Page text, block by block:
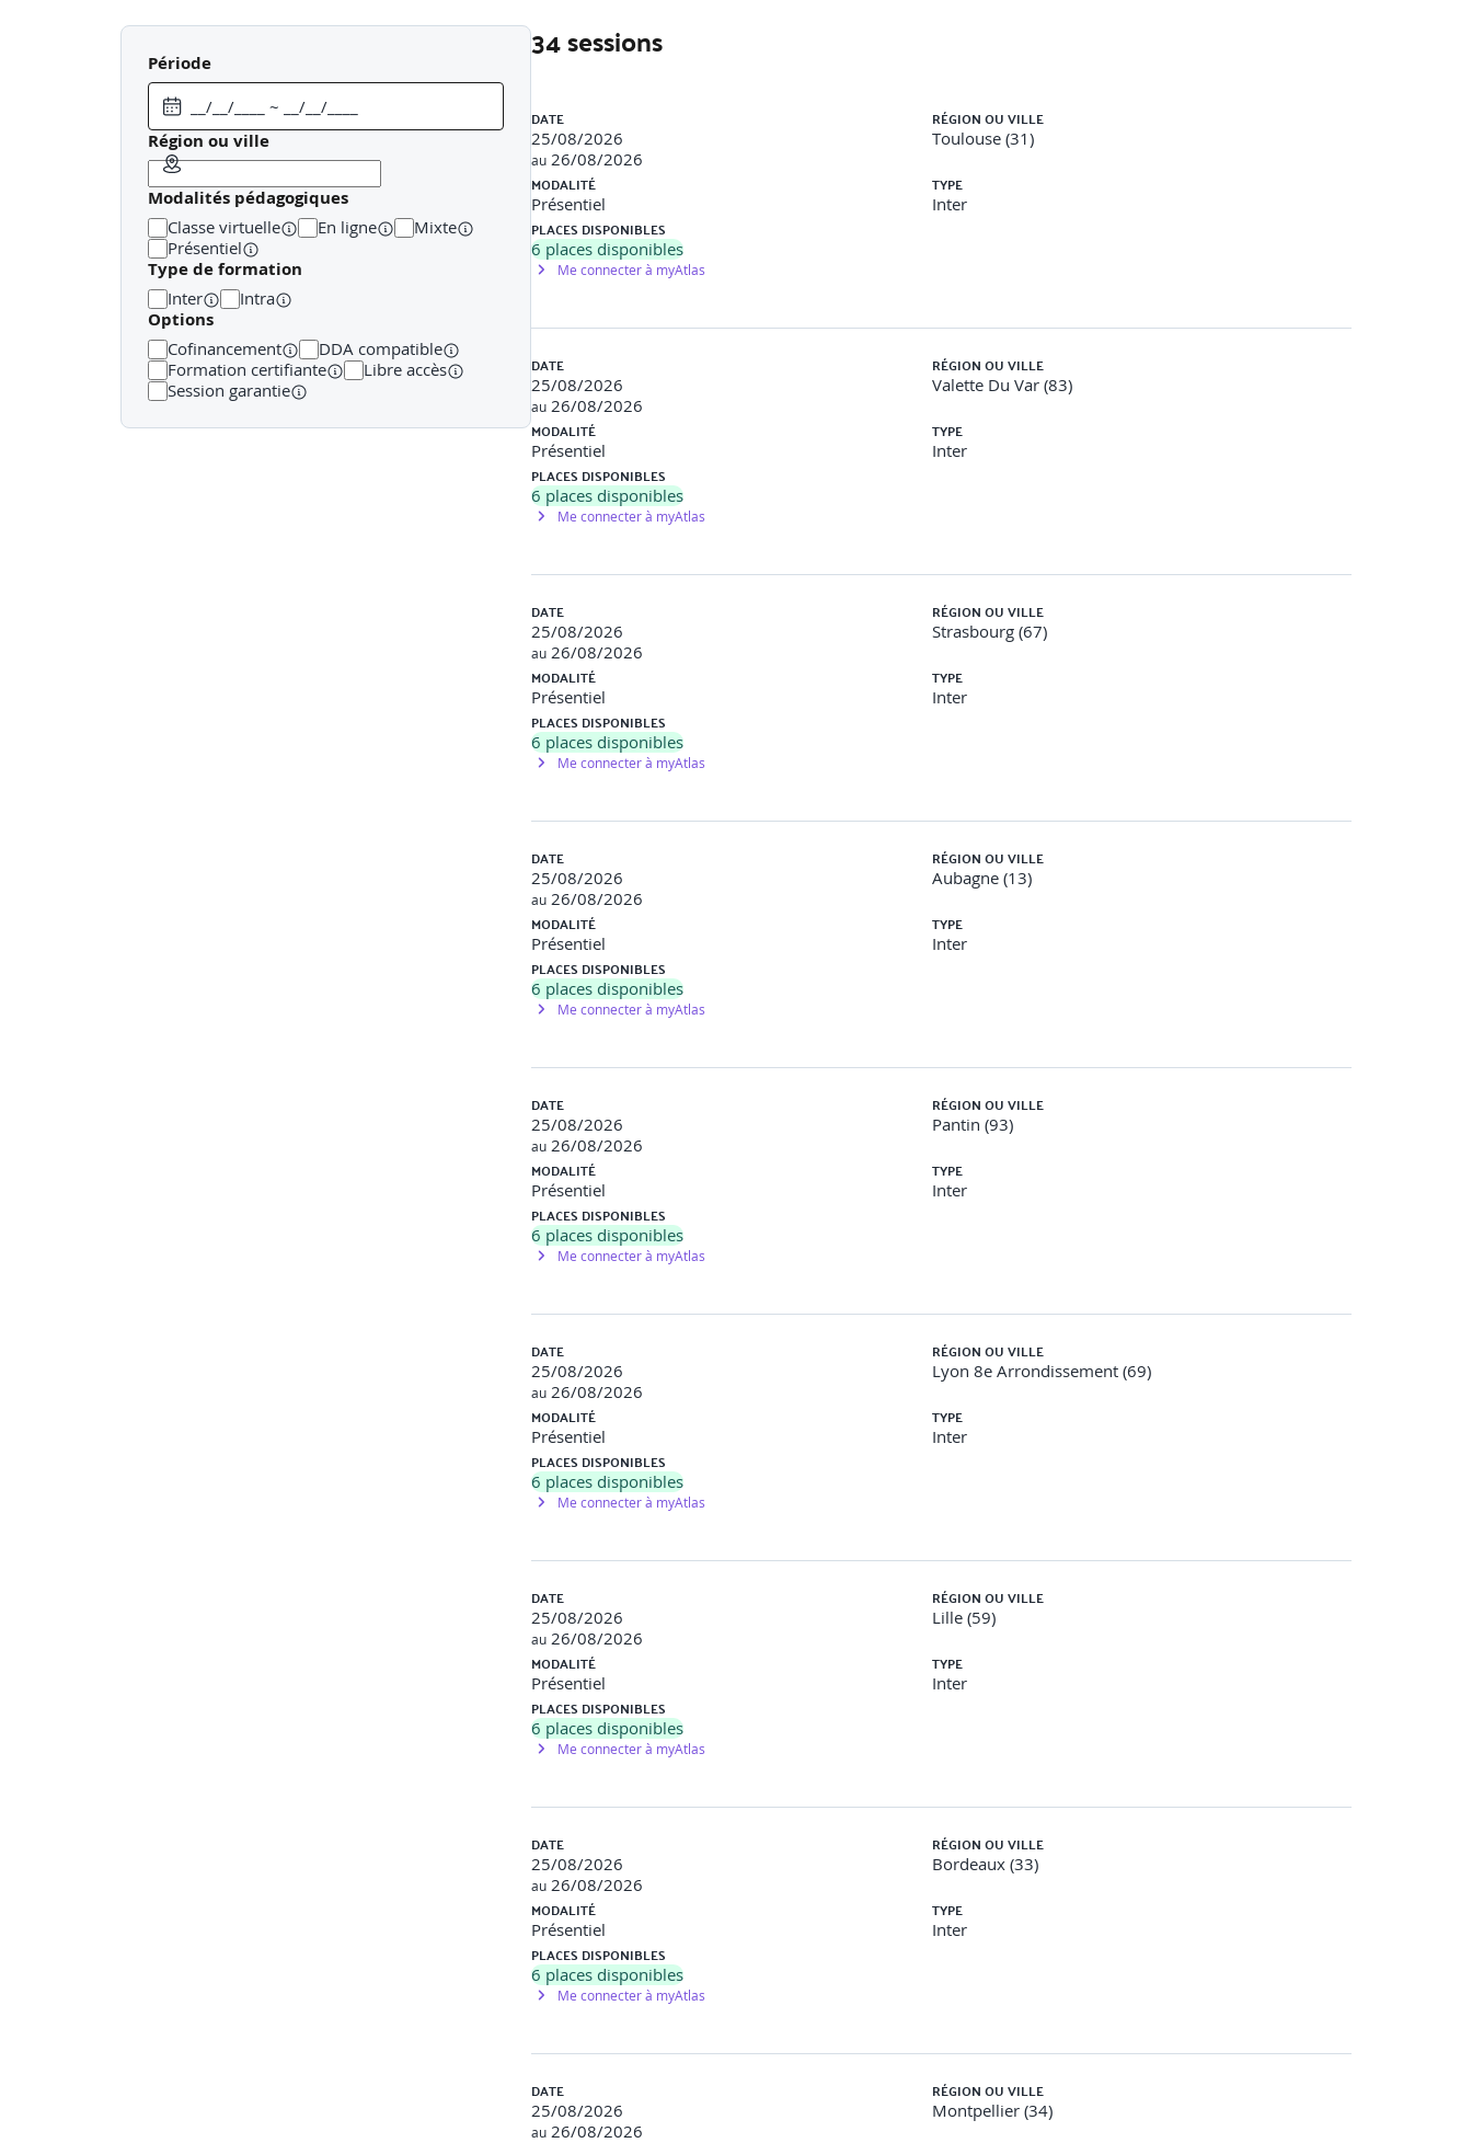
Période
Région ou ville
Modalités pédagogiques
Classe virtuelle En ligne
Mixte
Présentiel
Type de formation
Inter Intra
Options
Cofinancement
DDA compatible
Formation certifiante
Libre accès
Session garantie
34 sessions
DATE
25/08/2026
au 26/08/2026
RÉGION OU VILLE
Toulouse (31)
MODALITÉ
Présentiel
TYPE
Inter
PLACES DISPONIBLES
6 places disponibles
Me connecter à myAtlas
DATE
25/08/2026
au 26/08/2026
RÉGION OU VILLE
Valette Du Var (83)
MODALITÉ
Présentiel
TYPE
Inter
PLACES DISPONIBLES
6 places disponibles
Me connecter à myAtlas
DATE
25/08/2026
au 26/08/2026
RÉGION OU VILLE
Strasbourg (67)
MODALITÉ
Présentiel
TYPE
Inter
PLACES DISPONIBLES
6 places disponibles
Me connecter à myAtlas
DATE
25/08/2026
au 26/08/2026
RÉGION OU VILLE
Aubagne (13)
MODALITÉ
Présentiel
TYPE
Inter
PLACES DISPONIBLES
6 places disponibles
Me connecter à myAtlas
DATE
25/08/2026
au 26/08/2026
RÉGION OU VILLE
Pantin (93)
MODALITÉ
Présentiel
TYPE
Inter
PLACES DISPONIBLES
6 places disponibles
Me connecter à myAtlas
DATE
25/08/2026
au 26/08/2026
RÉGION OU VILLE
Lyon 8e Arrondissement (69)
MODALITÉ
Présentiel
TYPE
Inter
PLACES DISPONIBLES
6 places disponibles
Me connecter à myAtlas
DATE
25/08/2026
au 26/08/2026
RÉGION OU VILLE
Lille (59)
MODALITÉ
Présentiel
TYPE
Inter
PLACES DISPONIBLES
6 places disponibles
Me connecter à myAtlas
DATE
25/08/2026
au 26/08/2026
RÉGION OU VILLE
Bordeaux (33)
MODALITÉ
Présentiel
TYPE
Inter
PLACES DISPONIBLES
6 places disponibles
Me connecter à myAtlas
DATE
25/08/2026
au 26/08/2026
RÉGION OU VILLE
Montpellier (34)